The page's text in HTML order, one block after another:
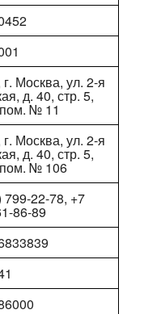
Москва, ул. 2-я
д. 40, стр. 5,
№ 11
Москва, ул. 2-я
д. 40, стр. 5,
№ 106
799-22-78, +7
86-89